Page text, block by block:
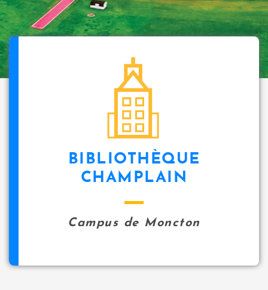
BIBLIOTHÈQUE
CHAMPLAIN
Campus de Moncton